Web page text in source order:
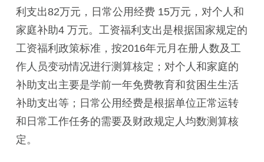
利支出82万元，日常公用经费 15万元，对个人和
家庭补助4 万元。工资福利支出是根据国家规定的
工资福利政策标准，按2016年元月在册人数及工
作人员变动情况进行测算核定；对个人和家庭的
补助支出主要是学前一年免费教育和贫困生生活
补助支出等；日常公用经费是根据单位正常运转
和日常工作任务的需要及财政规定人均数测算核
定。